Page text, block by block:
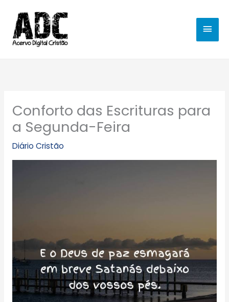
para
conteúdo
Conforto das Escrituras para
a Segunda-Feira
Diário Cristão